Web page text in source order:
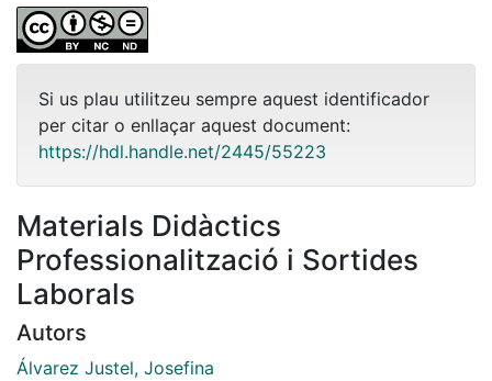
Si us plau utilitzeu sempre aquest identificador
per citar o enllaçar aquest document:
https://hdl.handle.net/2445/55223
Materials Didàctics
Professionalització i Sortides
Laborals
Autors
Álvarez Justel, Josefina